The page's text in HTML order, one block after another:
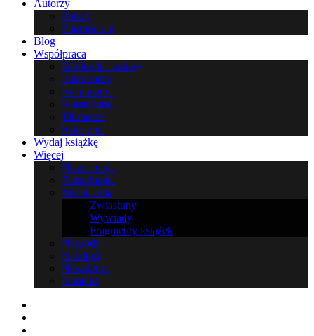
Autorzy
Polscy
Zagraniczni
Blog
Współpraca
Biblioteki i szkoły
Ilustratorzy
Recenzenci
Konsultanci
Tłumacze
Szkolenia
Wydaj książkę
Więcej
Nasza misja
Aktualności
Multimedia
Zwiastuny
Wywiady
Fragmenty książek
Nagrody
Katalogi
Newsletter
Kontakt